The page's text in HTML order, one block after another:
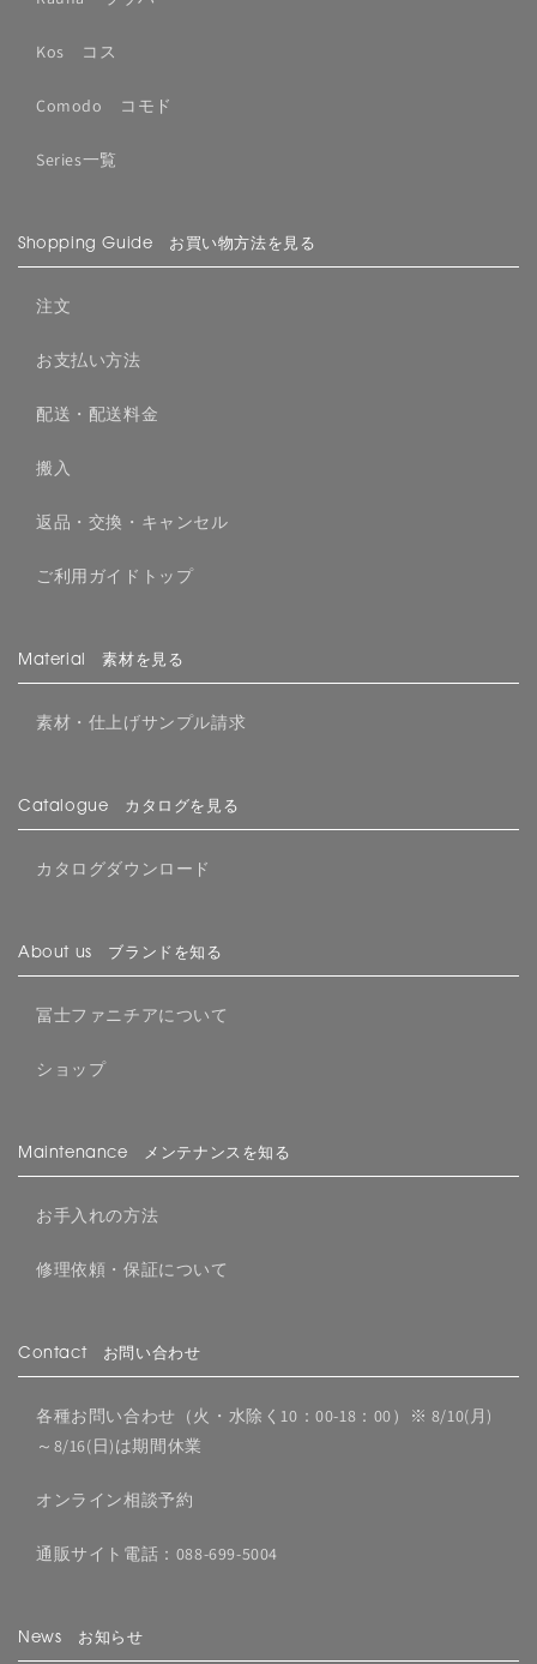
Kos コス
Comodo コモド
Series一覧
Shopping Guide お買い物方法を見る
注文
お支払い方法
配送・配送料金
搬入
返品・交換・キャンセル
ご利用ガイドトップ
Material 素材を見る
素材・仕上げサンプル請求
Catalogue カタログを見る
カタログダウンロード
About us ブランドを知る
冨士ファニチアについて
ショップ
Maintenance メンテナンスを知る
お手入れの方法
修理依頼・保証について
Contact お問い合わせ
各種お問い合わせ（火・水除く10：00-18：00）※ 8/10(月)
～8/16(日)は期間休業
オンライン相談予約
通販サイト電話：088-699-5004
News お知らせ